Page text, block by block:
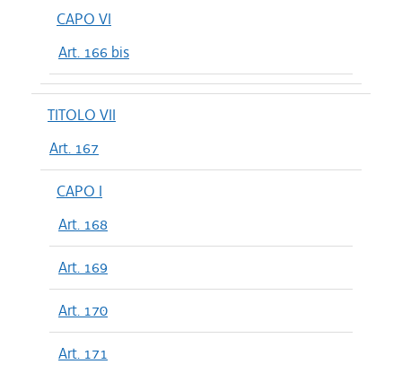
CAPO VI
Art. 166 bis
TITOLO VII
Art. 167
CAPO I
Art. 168
Art. 169
Art. 170
Art. 171